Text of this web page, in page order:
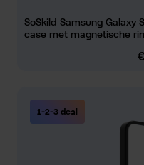
SoSkild Samsung Galaxy
case met magnetische
1-2-3 deal